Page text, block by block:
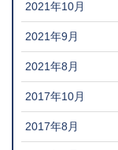
2021年10月
2021年9月
2021年8月
2017年10月
2017年8月